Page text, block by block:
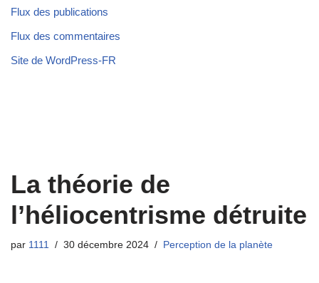
Flux des publications
Flux des commentaires
Site de WordPress-FR
La théorie de
l’héliocentrisme détruite
par 1111 30 décembre 2024 Perception de la planète